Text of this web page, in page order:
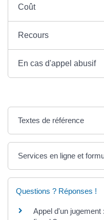
Coût
Recours
En cas d'appel abusif
Textes de référence
Services en ligne et
Questions ? Réponses !
Appel d'un